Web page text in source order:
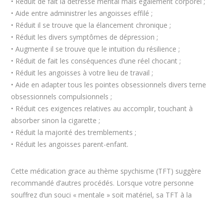
• Aide entre administrer les angoisses effilé ;
• Réduit il se trouve que la élancement chronique ;
• Réduit les divers symptômes de dépression ;
• Augmente il se trouve que le intuition du résilience ;
• Réduit de fait les conséquences d’une réel chocant ;
• Réduit les angoisses à votre lieu de travail ;
• Aide en adapter tous les pointes obsessionnels divers terne
obsessionnels compulsionnels ;
• Réduit ces exigences relatives au accomplir, touchant à
absorber sinon la cigarette ;
• Réduit la majorité des tremblements ;
• Réduit les angoisses parent-enfant.
Cette médication grace au thème spychisme (TFT) suggère
recommandé d’autres procédés. Lorsque votre personne
souffrez d’un souci « mentale » soit matériel, sa TFT à la